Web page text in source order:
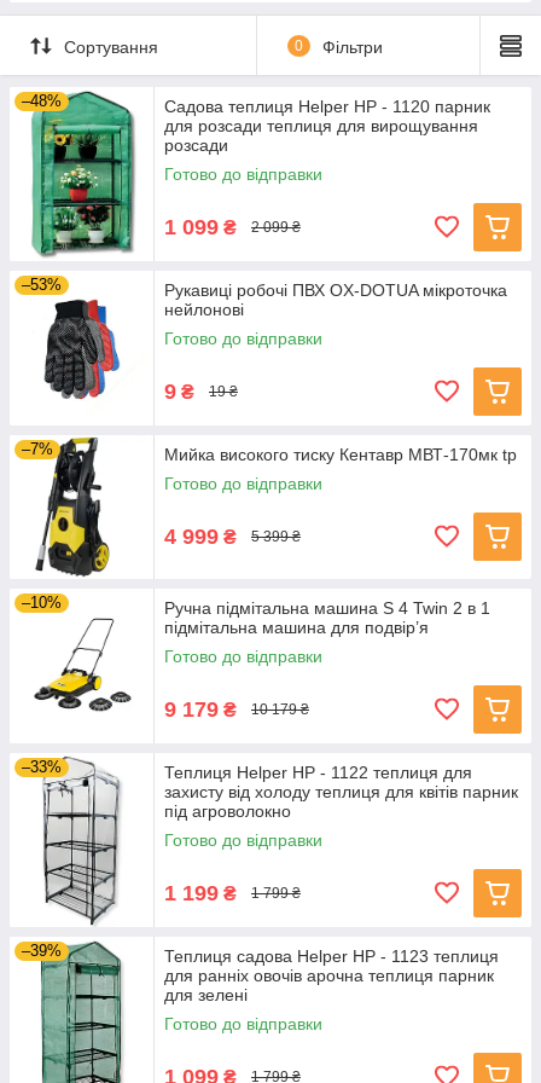
Сортування 0 Фільтри
–48%
Садова теплиця Helper HP - 1120 парник
для розсади теплиця для вирощування
розсади
Готово до відправки
1 099 ₴ 2 099 ₴
–53%
Рукавиці робочі ПВХ OX-DOTUA мікроточка
нейлонові
Готово до відправки
9 ₴ 19 ₴
–7%
Мийка високого тиску Кентавр МВТ-170мк tp
Готово до відправки
4 999 ₴ 5 399 ₴
–10%
Ручна підмітальна машина S 4 Twin 2 в 1
підмітальна машина для подвір’я
Готово до відправки
9 179 ₴ 10 179 ₴
–33%
Теплиця Helper HP - 1122 теплиця для
захисту від холоду теплиця для квітів парник
під агроволокно
Готово до відправки
1 199 ₴ 1 799 ₴
–39%
Теплиця садова Helper HP - 1123 теплиця
для ранніх овочів арочна теплиця парник
для зелені
Готово до відправки
1 099 ₴ 1 799 ₴